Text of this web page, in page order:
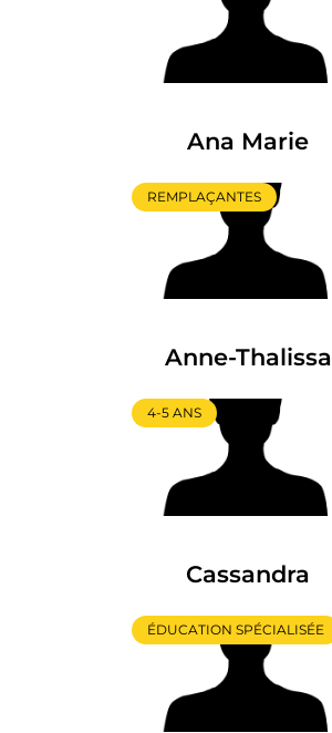
Ana Marie
REMPLAÇANTES
Anne-Thalissa
4-5 ANS
Cassandra
ÉDUCATION SPÉCIALISÉE